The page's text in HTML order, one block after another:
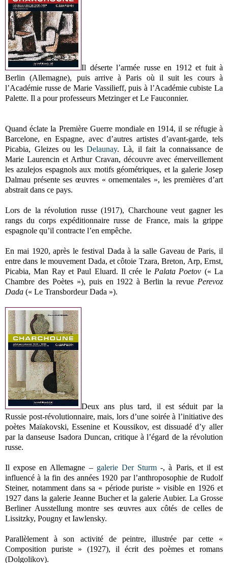
Il déserte l’armée russe en 1912 et fuit à
Berlin (Allemagne), puis arrive à Paris où il suit les cours à
l’Académie russe de Marie Vassilieff, puis à l’Académie cubiste La
Palette. Il a pour professeurs Metzinger et Le Fauconnier.
Quand éclate la Première Guerre mondiale en 1914, il se réfugie à
Barcelone, en Espagne, avec d’autres artistes d’avant-garde, tels
Picabia, Gleizes ou lesDelaunay. Là, il fait la connaissance de
Marie Laurencin et Arthur Cravan, découvre avec émerveillement
les azulejos espagnols aux motifs géométriques, et la galerie Josep
Dalmau présente ses œuvres « ornementales », les premières d’art
abstrait dans ce pays.
Lors de la révolution russe (1917), Charchoune veut gagner les
rangs du corps expéditionnaire russe de France, mais la grippe
espagnole qu’il contracte l’en empêche.
En mai 1920, après le festival Dada à la salle Gaveau de Paris, il
entre dans le mouvement Dada, et côtoie Tzara, Breton, Arp, Ernst,
Picabia, Man Ray et Paul Eluard. Il crée le Palata Poetov (« La
Chambre des Poètes »), puis en 1922 à Berlin la revue Perevoz
Dada (« Le Transbordeur Dada »).
Deux ans plus tard, il est séduit par la
Russie post-révolutionnaire, mais, lors d’une soirée à l’initiative des
poètes Maïakovski, Essenine et Koussikov, est dissuadé d’y aller
par la danseuse Isadora Duncan, critique à l’égard de la révolution
russe.
Il expose en Allemagne – galerie Der Sturm -, à Paris, et il est
influencé à la fin des années 1920 par l’anthroposophie de Rudolf
Steiner, notamment dans sa « période puriste » visible en 1926 et
1927 dans la galerie Jeanne Bucher et la galerie Aubier. La Grosse
Berliner Ausstellung montre ses œuvres aux côtés de celles de
Lissitzky, Pougny et Iawlensky.
Parallèlement à son activité de peintre, illustrée par cette «
Composition puriste » (1927), il écrit des poèmes et romans
(Dolgolikov).